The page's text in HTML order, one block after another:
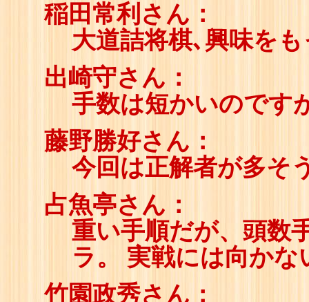
稲田常利さん：
大道詰将棋､興味を
出崎守さん：
手数は短かいのです
藤野勝好さん：
今回は正解者が多そ
占魚亭さん：
重い手順だが、頭数
ラ。 実戦には向か
竹園政秀さん：